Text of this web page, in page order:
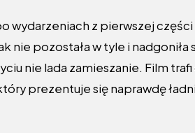
wydarzeniach z pierwszej
nie pozostała w tyle i
nie lada zamieszanie. Film
prezentuje się naprawdę